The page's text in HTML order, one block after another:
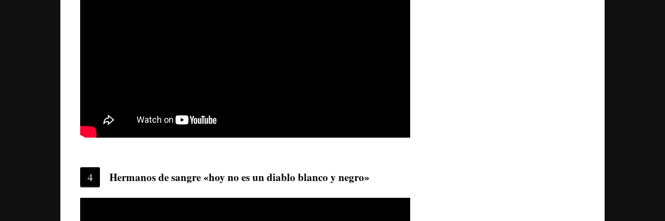
4 Hermanos de sangre «hoy no es un diablo blanco y negro»